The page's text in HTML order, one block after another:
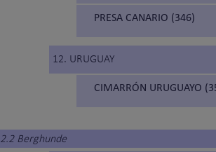
PRESA CANARIO (346)
12. URUGUAY
CIMARRÓN URUGUAYO
2.2 Berghunde